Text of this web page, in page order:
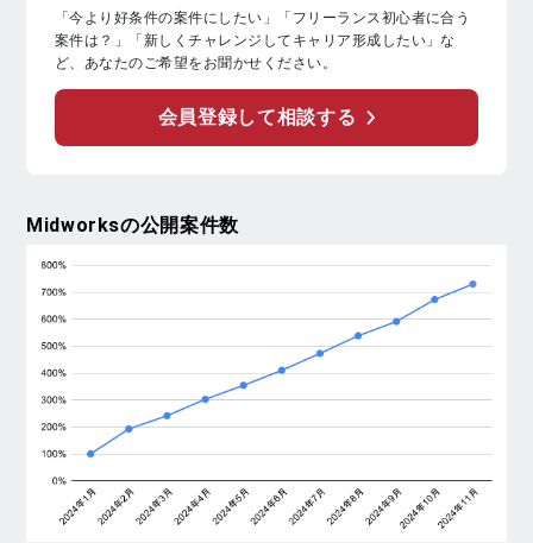
「今より好条件の案件にしたい」「フリーランス初心者に合う
案件は？」「新しくチャレンジしてキャリア形成したい」な
ど、あなたのご希望をお聞かせください。
会員登録して相談する
Midworksの公開案件数